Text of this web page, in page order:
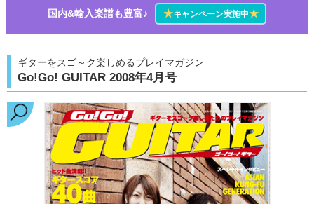
国内&輸入楽譜も豊富♪
★キャンペーン実施中★
ギターをスゴ～ク楽しめるプレイマガジン
Go!Go! GUITAR 2008年4月号